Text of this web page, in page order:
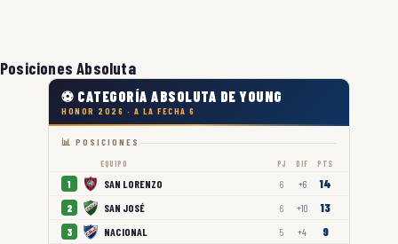
Posiciones Absoluta
⚽ CATEGORÍA ABSOLUTA DE YOUNG
HONOR 2026 · A LA FECHA 6
📊 POSICIONES
EQUIPO PJ DIF PTS
1 SAN LORENZO 6 +6 14
2 SAN JOSÉ 6 +10 13
3 NACIONAL 5 +4 9